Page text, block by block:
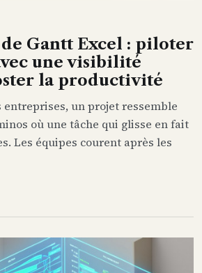
Gantt Excel : piloter
une visibilité
la productivité
entreprises, un projet ressemble
où une tâche qui glisse en fait
Les équipes courent après les